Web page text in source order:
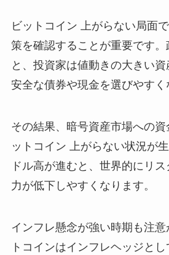
ビットコイン 上がらない局面
策を確認することが重要です
と、投資家は値動きの大きい
安全な債券や現金を選びやすく
その結果、暗号資産市場への
ットコイン 上がらない状況が
ドル高が進むと、世界的にリ
力が低下しやすくなります。
インフレ懸念が強い時期も注
トコインはインフレヘッジと